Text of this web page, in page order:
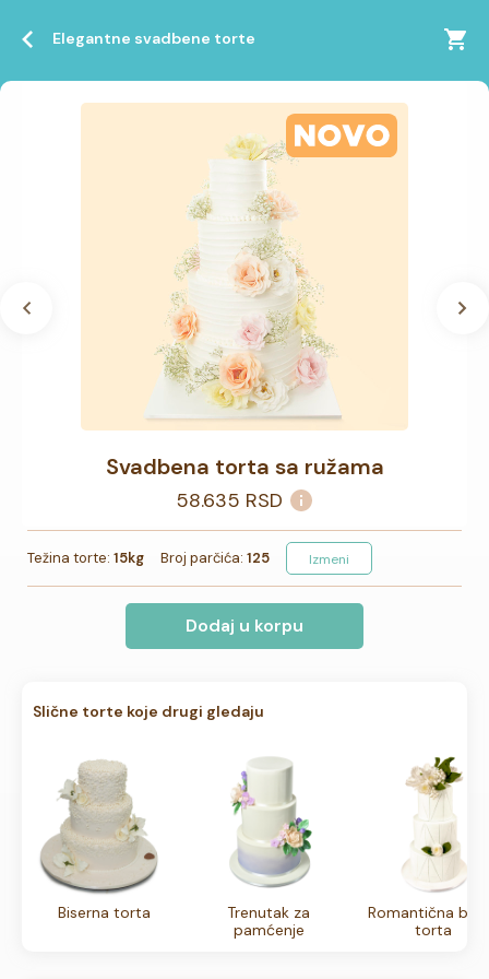
Elegantne svadbene torte
Svadbena torta sa ružama
58.635 RSD
Težina torte: 15kg Broj parčića: 125 Izmeni
Dodaj u korpu
Slične torte koje drugi gledaju
Biserna torta
Trenutak za
pamćenje
Romantična
torta